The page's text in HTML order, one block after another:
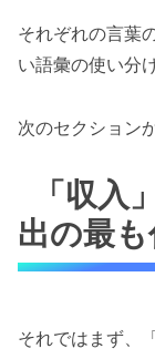
それぞれの言葉
い語彙の使い分
次のセクション
「収入
出の最
それではまず、